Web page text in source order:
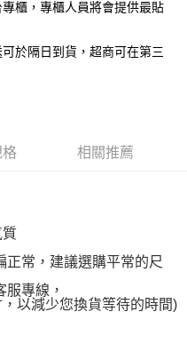
櫃，專櫃人員將會提供最貼
於隔日到貨，超商可在第三
格 相關推薦
質
常，建議選購平常的尺
專線，
以減少您換貨等待的時間)